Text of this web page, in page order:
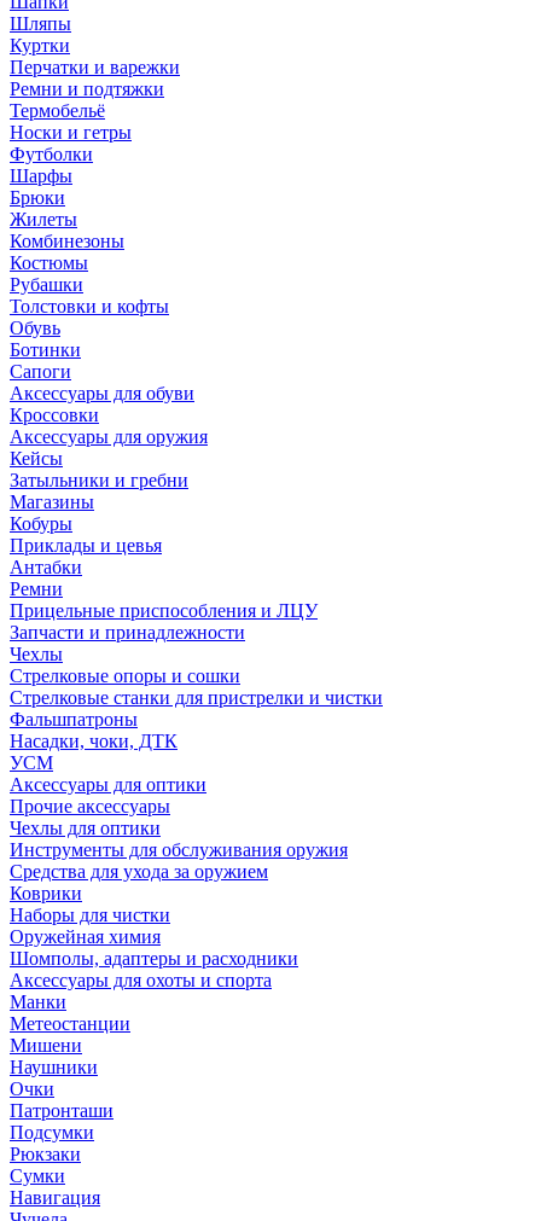
Шляпы
Куртки
Перчатки и варежки
Ремни и подтяжки
Термобельё
Носки и гетры
Футболки
Шарфы
Брюки
Жилеты
Комбинезоны
Костюмы
Рубашки
Толстовки и кофты
Обувь
Ботинки
Сапоги
Аксессуары для обуви
Кроссовки
Аксессуары для оружия
Кейсы
Затыльники и гребни
Магазины
Кобуры
Приклады и цевья
Антабки
Ремни
Прицельные приспособления и ЛЦУ
Запчасти и принадлежности
Чехлы
Стрелковые опоры и сошки
Стрелковые станки для пристрелки и чистки
Фальшпатроны
Насадки, чоки, ДТК
УСМ
Аксессуары для оптики
Прочие аксессуары
Чехлы для оптики
Инструменты для обслуживания оружия
Средства для ухода за оружием
Коврики
Наборы для чистки
Оружейная химия
Шомполы, адаптеры и расходники
Аксессуары для охоты и спорта
Манки
Метеостанции
Мишени
Наушники
Очки
Патронташи
Подсумки
Рюкзаки
Сумки
Навигация